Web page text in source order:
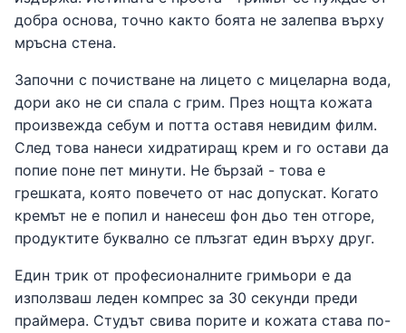
добра основа, точно както боята не залепва върху
мръсна стена.
Започни с почистване на лицето с мицеларна вода,
дори ако не си спала с грим. През нощта кожата
произвежда себум и потта оставя невидим филм.
След това нанеси хидратиращ крем и го остави да
попие поне пет минути. Не бързай - това е
грешката, която повечето от нас допускат. Когато
кремът не е попил и нанесеш фон дьо тен отгоре,
продуктите буквално се плъзгат един върху друг.
Един трик от професионалните гримьори е да
използваш леден компрес за 30 секунди преди
праймера. Студът свива порите и кожата става по-